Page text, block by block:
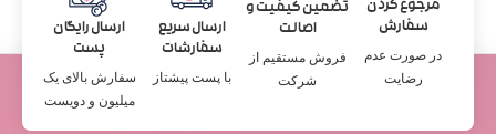
مرجوع کردن
سفارش
در صورت عدم
رضایت
تضمین کیفیت و
اصالت
فروش مستقیم از
شرکت
ارسال سریع
سفارشات
با پست پیشتاز
ارسال رایگان
پست
سفارش بالای یک
میلیون و دویست